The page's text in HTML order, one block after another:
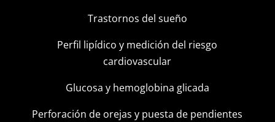
Trastornos del sueño
Perfil lipídico y medición del riesgo
cardiovascular
Glucosa y hemoglobina glicada
Perforación de orejas y puesta de pendientes